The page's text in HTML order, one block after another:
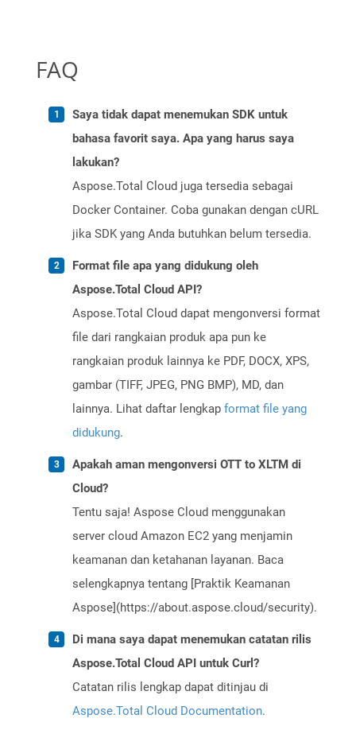
FAQ
Saya tidak dapat menemukan SDK untuk
bahasa favorit saya. Apa yang harus saya
lakukan?
Aspose.Total Cloud juga tersedia sebagai
Docker Container. Coba gunakan dengan cURL
jika SDK yang Anda butuhkan belum tersedia.
Format file apa yang didukung oleh
Aspose.Total Cloud API?
Aspose.Total Cloud dapat mengonversi format
file dari rangkaian produk apa pun ke
rangkaian produk lainnya ke PDF, DOCX, XPS,
gambar (TIFF, JPEG, PNG BMP), MD, dan
lainnya. Lihat daftar lengkap format file yang
didukung.
Apakah aman mengonversi OTT to XLTM di
Cloud?
Tentu saja! Aspose Cloud menggunakan
server cloud Amazon EC2 yang menjamin
keamanan dan ketahanan layanan. Baca
selengkapnya tentang [Praktik Keamanan
Aspose](https://about.aspose.cloud/security).
Di mana saya dapat menemukan catatan rilis
Aspose.Total Cloud API untuk Curl?
Catatan rilis lengkap dapat ditinjau di
Aspose.Total Cloud Documentation.